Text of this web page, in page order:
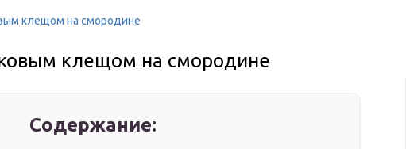
клещом на смородине
клещом на смородине
Содержание: